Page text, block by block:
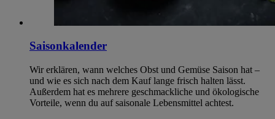
Saisonkalender
Wir erklären, wann welches Obst und Gemüse Saison hat –
und wie es sich nach dem Kauf lange frisch halten lässt.
Außerdem hat es mehrere geschmackliche und ökologische
Vorteile, wenn du auf saisonale Lebensmittel achtest.